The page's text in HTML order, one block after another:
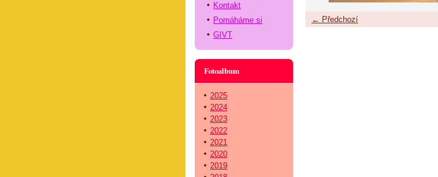
← Předchozí
Kontakt
Pomáháme si
GIVT
Fotoalbum
2025
2024
2023
2022
2021
2020
2019